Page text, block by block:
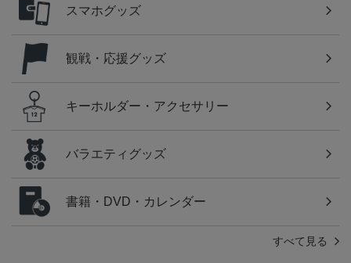
スマホグッズ
観戦・応援グッズ
キーホルダー・アクセサリー
バラエティグッズ
書籍・DVD・カレンダー
すべて見る